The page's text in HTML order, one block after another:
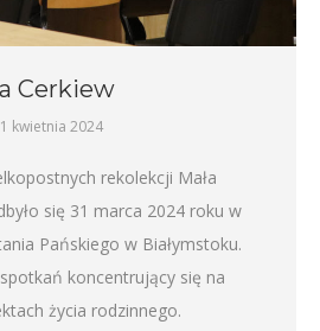
Cerkiew
1 kwietnia 2024
rekolekcji Mała
się 31 marca 2024 roku w
Pańskiego w Białymstoku.
koncentrujący się na
życia rodzinnego.